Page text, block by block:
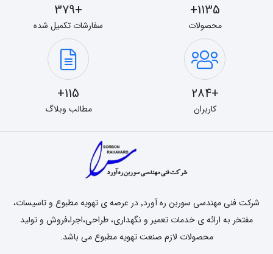
1135+
محصولات
+379
سفارشات تکمیل شده
+284
کاربران
115+
مطالب وبلاگ
شرکت فنی مهندسی سوربن ره آورد٬ در عرصه ی تهویه مطبوع و تاسیسات،
مفتخر به ارائه ی خدمات تعمیر و نگهداری، طراحی،اجرا،فروش و تولید
محصولات لازم صنعت تهویه مطبوع می باشد.